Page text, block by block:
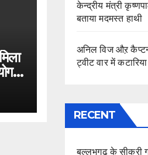
केन्द्रीय मंत्री
बताया मदमस्त हाथी
अनिल विज औऱ
ट्वीट वार में
RECENT
बल्लभगढ़ के सीकरी